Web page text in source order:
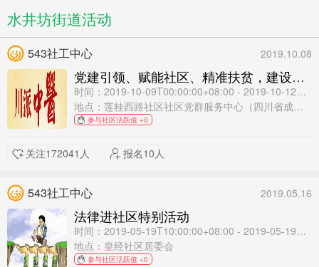
水井坊街道活动
543社工中心 2019.10.08
党建引领、赋能社区、精准扶贫，建设有温度的社区 九九重阳·感恩敬老 川派名中医主题活动
时间：2019-10-09T00:00:00+08:00 - 2019-10-12T12:00:00+08:00
地点：莲桂西路社区社区党群服务中心（四川省成都市锦江区工农院街19号）
参与社区活跃值 +0
关注172041人 报名10人
543社工中心 2019.05.16
法律进社区特别活动
时间：2019-05-19T10:00:00+08:00 - 2019-05-19T11:00:00+08:00
地点：皇经社区居委会
参与社区活跃值 +0